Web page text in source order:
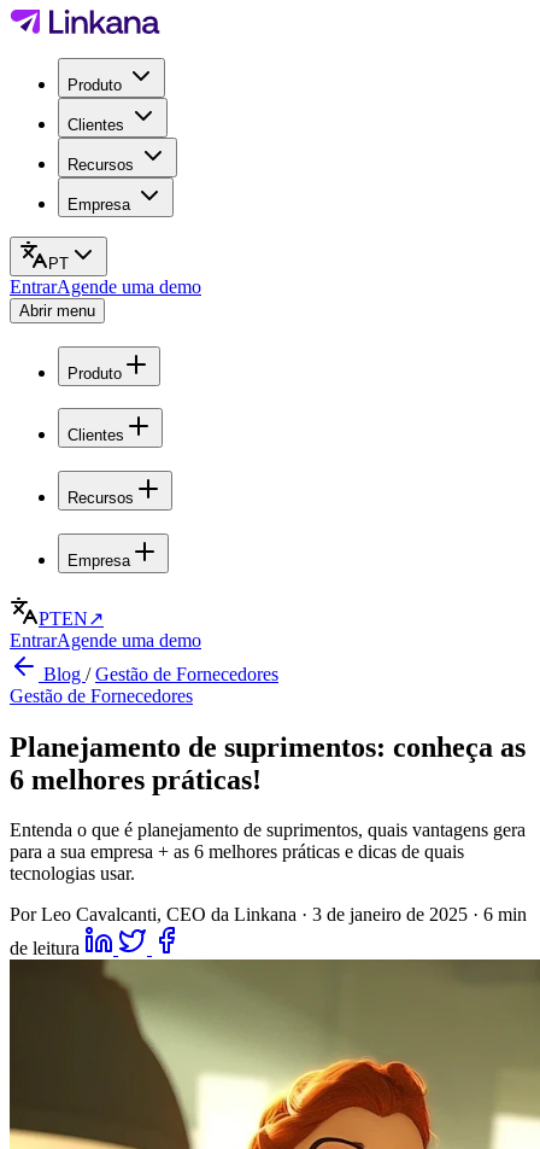
Produto
Clientes
Recursos
Empresa
PT
EntrarAgende uma demo
Abrir menu
Produto
Clientes
Recursos
Empresa
PTEN↗
EntrarAgende uma demo
Blog /Gestão de Fornecedores
Gestão de Fornecedores
Planejamento de suprimentos: conheça as
6 melhores práticas!
Entenda o que é planejamento de suprimentos, quais vantagens gera
para a sua empresa + as 6 melhores práticas e dicas de quais
tecnologias usar.
Por Leo Cavalcanti, CEO da Linkana · 3 de janeiro de 2025 · 6 min
de leitura